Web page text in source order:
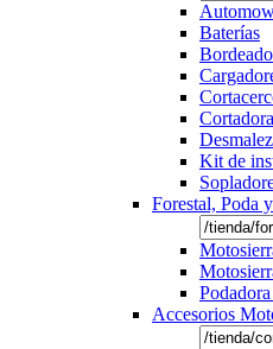
Baterías
Kit de
Forestal, Poda
Accesorios